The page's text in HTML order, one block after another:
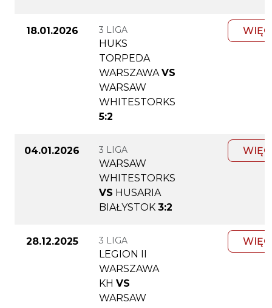
18.01.2026 3 LIGA
HUKS
TORPEDA
WARSZAWA VS
WARSAW
WHITESTORKS
5:2
04.01.2026 3 LIGA
WARSAW
WHITESTORKS
VS HUSARIA
BIAŁYSTOK 3:2
28.12.2025 3 LIGA
LEGION II
WARSZAWA
KH VS
WARSAW